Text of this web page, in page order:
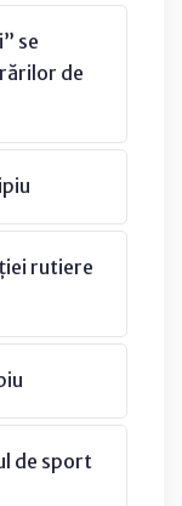
se
de
rutiere
de sport